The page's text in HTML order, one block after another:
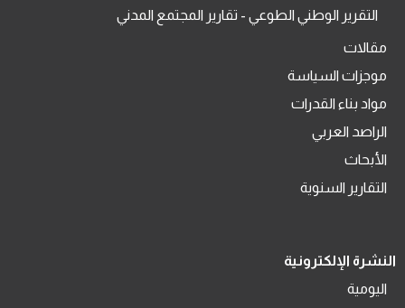
التقرير الوطني الطوعي - تقارير المجتمع المدني
مقالات
موجزات السياسة
مواد بناء القدرات
الراصد العربي
الأبحاث
التقارير السنوية
النشرة الإلكترونية
اليومية